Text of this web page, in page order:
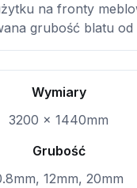
na fronty
grubość blatu od
Wymiary
3200 x 1440mm
Grubość
12mm, 20mm